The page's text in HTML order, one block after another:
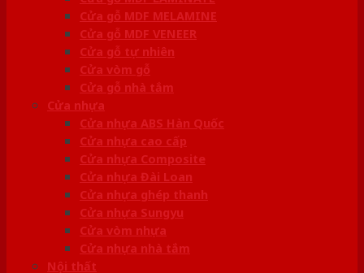
Cửa gỗ MDF MELAMINE
Cửa gỗ MDF VENEER
Cửa gỗ tự nhiên
Cửa vòm gỗ
Cửa gỗ nhà tắm
Cửa nhựa
Cửa nhựa ABS Hàn Quốc
Cửa nhựa cao cấp
Cửa nhựa Composite
Cửa nhựa Đài Loan
Cửa nhựa ghép thanh
Cửa nhựa Sungyu
Cửa vòm nhựa
Cửa nhựa nhà tắm
Nội thất